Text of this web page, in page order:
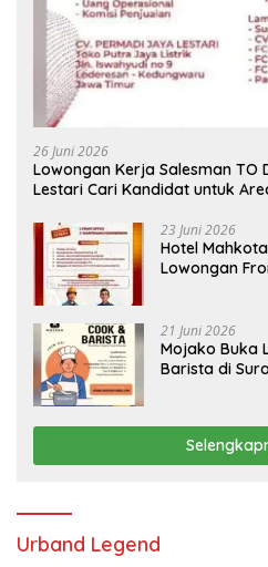
26 Juni 2026
Lowongan Kerja Salesman TO
Lestari Cari Kandidat untuk
23 Juni 2026
Hotel
Lowongan
21 Juni 2026
Mojako Buka
Barista di
Urband Legend